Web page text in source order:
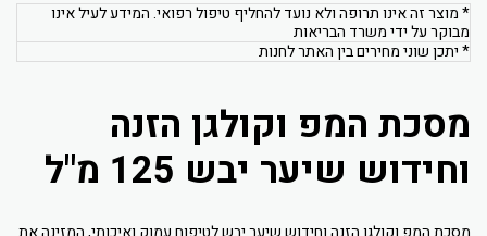
* מוצר זה אינו תרופה ולא נועד להחליף טיפול רפואי. המידע לעיל אינו
מבוקר על ידי משרד הבריאות
* יתכן שוני מחירים בין האתר לחנות
מסכת המפ וקולגן הזנה
וחידוש שיער יבש 125 מ"ל